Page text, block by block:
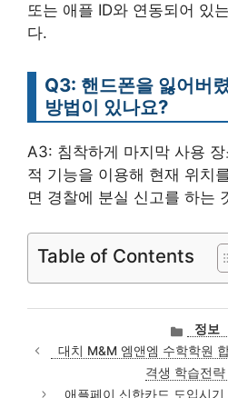
또는 애플 ID와 연동되어 있
다.
Q3: 핸드폰을 잃어버
방법이 있나요?
A3: 침착하게 마지막 사용
적 기능을 이용해 현재 위치
면 경찰에 분실 신고를 하는
Table of Contents
카
테
고
리
정보
대치 M&M 엠앤엠 수학학원
격생 학습전략
애플페이 신한카드 도입시